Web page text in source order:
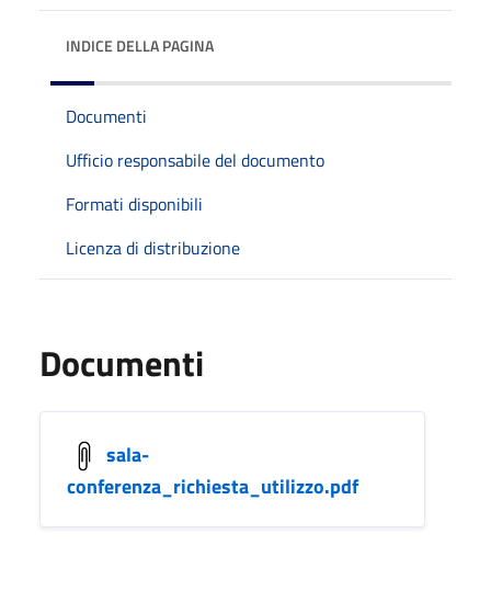
INDICE DELLA PAGINA
Documenti
Ufficio responsabile del documento
Formati disponibili
Licenza di distribuzione
Documenti
sala-
conferenza_richiesta_utilizzo.pdf